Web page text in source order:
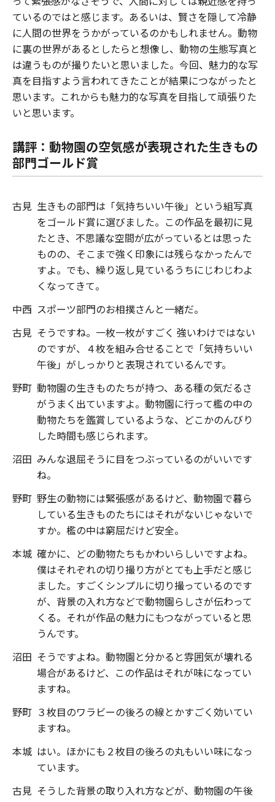
ているのではと感じます。あるいは、賢さを隠して冷静
に人間の世界をうかがっているのかもしれません。動物
に裏の世界があるとしたらと想像し、動物の生態写真と
は違うものが撮りたいと思いました。今回、魅力的な写
真を目指すよう言われてきたことが結果につながったと
思います。これからも魅力的な写真を目指して頑張りた
いと思います。
講評：動物園の空気感が表現された生きもの
部門ゴールド賞
古見 生きもの部門は「気持ちいい午後」という組写真
をゴールド賞に選びました。この作品を最初に見
たとき、不思議な空間が広がっているとは思った
ものの、そこまで強く印象には残らなかったんで
すよ。でも、繰り返し見ているうちにじわじわよ
くなってきて。
中西 スポーツ部門のお相撲さんと一緒だ。
古見 そうですね。一枚一枚がすごく 強いわけではない
のですが、４枚を組み合せることで「気持ちいい
午後」がしっかりと表現されているんです。
野町 動物園の生きものたちが持つ、ある種の気だるさ
がうまく出ていますよ。動物園に行って檻の中の
動物たちを鑑賞しているような、どこかのんびり
した時間も感じられます。
沼田 みんな退屈そうに目をつぶっているのがいいです
ね。
野町 野生の動物には緊張感があるけど、動物園で暮ら
している生きものたちにはそれがないじゃないで
すか。檻の中は窮屈だけど安全。
本城 確かに、どの動物たちもかわいらしいですよね。
僕はそれぞれの切り撮り方がとても上手だと感じ
ました。すごくシンプルに切り撮っているのです
が、背景の入れ方などで動物園らしさが伝わって
くる。それが作品の魅力にもつながっていると思
うんです。
沼田 そうですよね。動物園と分かると雰囲気が壊れる
場合があるけど、この作品はそれが味になってい
ますね。
野町 ３枚目のワラビーの後ろの線とかすごく効いてい
ますね。
本城 はい。ほかにも２枚目の後ろの丸もいい味になっ
ています。
古見 そうした背景の取り入れ方などが、動物園の午後